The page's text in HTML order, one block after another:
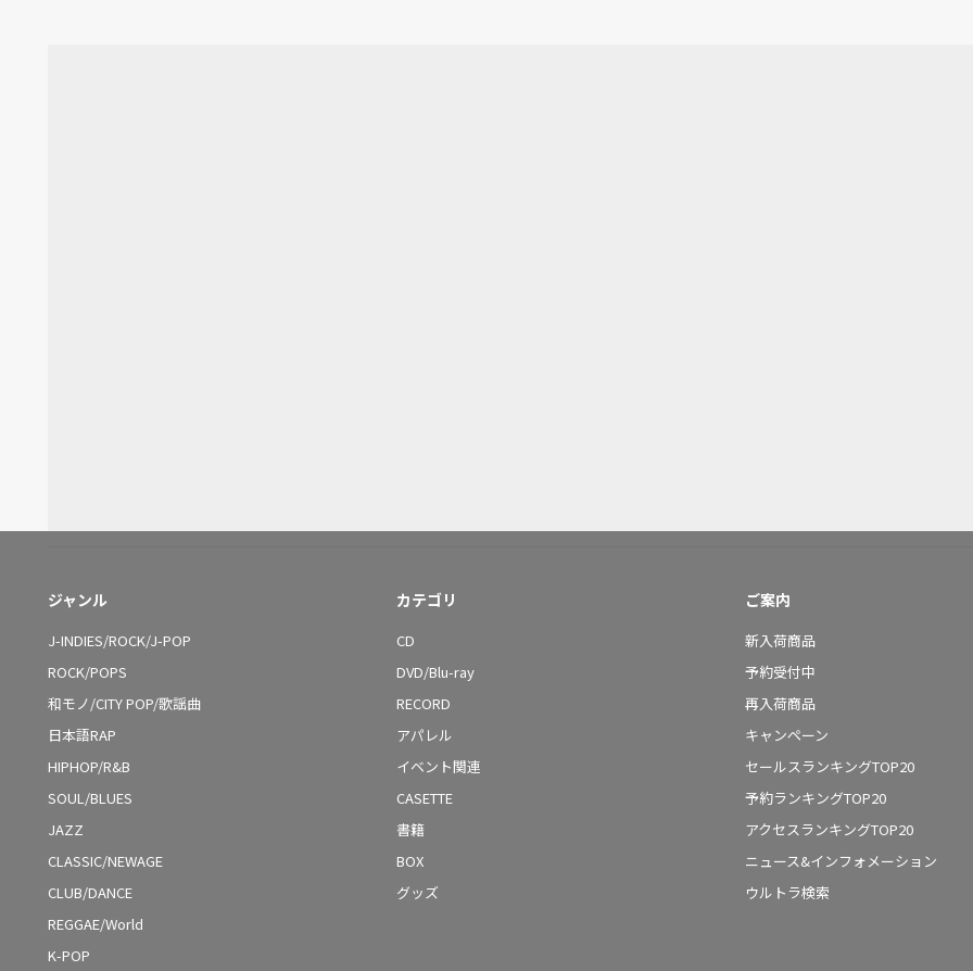
ジャンル
J-INDIES/ROCK/J-POP
ROCK/POPS
和モノ/CITY POP/歌謡曲
日本語RAP
HIPHOP/R&B
SOUL/BLUES
JAZZ
CLASSIC/NEWAGE
CLUB/DANCE
REGGAE/World
K-POP
カテゴリ
CD
DVD/Blu-ray
RECORD
アパレル
イベント関連
CASETTE
書籍
BOX
グッズ
ご案内
新入荷商品
予約受付中
再入荷商品
キャンペーン
セールスランキングTOP20
予約ランキングTOP20
アクセスランキングTOP20
ニュース&インフォメーション
ウルトラ検索